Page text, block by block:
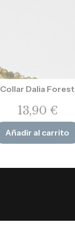
Collar Dalia Forest
13,90 €
Añadir al carrito